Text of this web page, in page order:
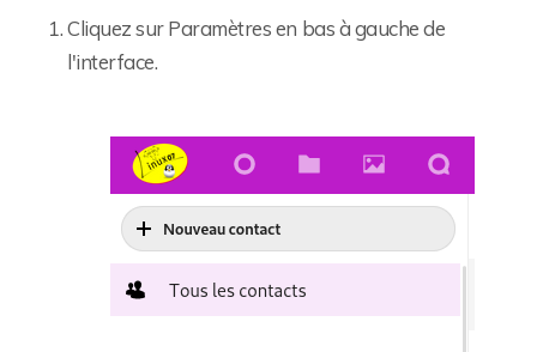
Cliquez sur Paramètres en bas à gauche de
l'interface.